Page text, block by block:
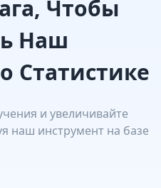
Чтобы
Наш
Статистике
и увеличивайте
наш инструмент на базе